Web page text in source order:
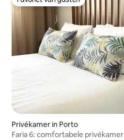
Favoriet van gasten
Privékamer in Porto
Faria 6: comfortabele privékamer